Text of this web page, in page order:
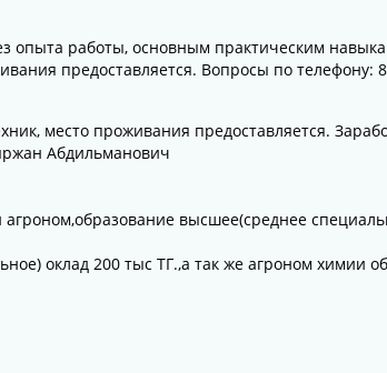
опыта работы, основным практическим
предоставляется. Вопросы по телефону:
место проживания предоставляется.
Абдильманович
высшее(среднее
оклад 200 тыс ТГ.,а так же агроном химии